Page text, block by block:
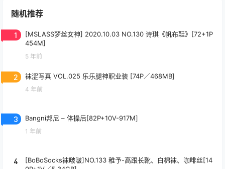
随机推荐
1
[MSLASS梦丝女神] 2020.10.03 NO.130 诗琪《帆布鞋》[72+1P
454M]
5 年前
2 袜涩写真 VOL.025 乐乐腿神职业装 [74P／468MB]
4 年前
3 Bangni邦尼 – 体操后[82P+10V-917M]
1 年前
4
[BoBoSocks袜啵啵]NO.133 稚予-高跟长靴、白棉袜、咖啡丝[14